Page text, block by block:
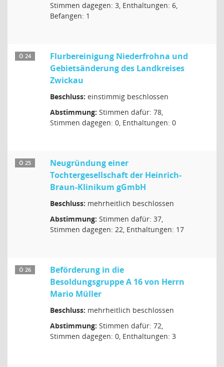
Stimmen dagegen: 3, Enthaltungen: 6,
Befangen: 1
Ö 24
Flurbereinigung Niederfrohna und
Gebietsänderung des Landkreises
Zwickau
Beschluss: einstimmig beschlossen
Abstimmung: Stimmen dafür: 78,
Stimmen dagegen: 0, Enthaltungen: 0
Ö 25
Neugründung einer
Tochtergesellschaft der Heinrich-
Braun-Klinikum gGmbH
Beschluss: mehrheitlich beschlossen
Abstimmung: Stimmen dafür: 37,
Stimmen dagegen: 22, Enthaltungen: 17
Ö 26
Beförderung in die
Besoldungsgruppe A 16 von Herrn
Mario Müller
Beschluss: mehrheitlich beschlossen
Abstimmung: Stimmen dafür: 72,
Stimmen dagegen: 0, Enthaltungen: 3